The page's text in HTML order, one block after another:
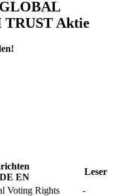
Aktie
DE EN
Leser
Voting Rights
-